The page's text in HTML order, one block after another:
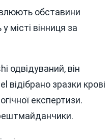
одвідуваний, він
відібрано зразки крові
експертизи.